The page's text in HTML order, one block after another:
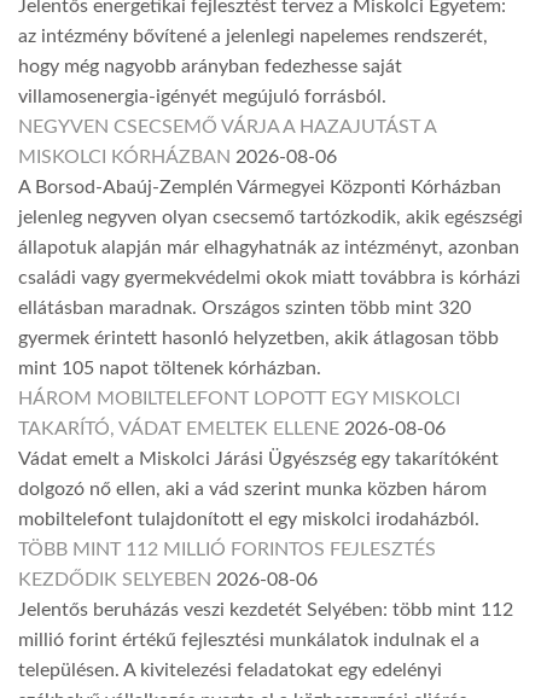
Jelentős energetikai fejlesztést tervez a Miskolci Egyetem:
az intézmény bővítené a jelenlegi napelemes rendszerét,
hogy még nagyobb arányban fedezhesse saját
villamosenergia-igényét megújuló forrásból.
NEGYVEN CSECSEMŐ VÁRJA A HAZAJUTÁST A
MISKOLCI KÓRHÁZBAN 2026-08-06
A Borsod-Abaúj-Zemplén Vármegyei Központi Kórházban
jelenleg negyven olyan csecsemő tartózkodik, akik egészségi
állapotuk alapján már elhagyhatnák az intézményt, azonban
családi vagy gyermekvédelmi okok miatt továbbra is kórházi
ellátásban maradnak. Országos szinten több mint 320
gyermek érintett hasonló helyzetben, akik átlagosan több
mint 105 napot töltenek kórházban.
HÁROM MOBILTELEFONT LOPOTT EGY MISKOLCI
TAKARÍTÓ, VÁDAT EMELTEK ELLENE 2026-08-06
Vádat emelt a Miskolci Járási Ügyészség egy takarítóként
dolgozó nő ellen, aki a vád szerint munka közben három
mobiltelefont tulajdonított el egy miskolci irodaházból.
TÖBB MINT 112 MILLIÓ FORINTOS FEJLESZTÉS
KEZDŐDIK SELYEBEN 2026-08-06
Jelentős beruházás veszi kezdetét Selyében: több mint 112
millió forint értékű fejlesztési munkálatok indulnak el a
településen. A kivitelezési feladatokat egy edelényi